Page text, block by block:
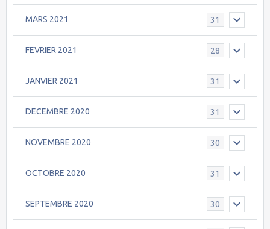
MARS 2021 31
FEVRIER 2021 28
JANVIER 2021 31
DECEMBRE 2020 31
NOVEMBRE 2020 30
OCTOBRE 2020 31
SEPTEMBRE 2020 30